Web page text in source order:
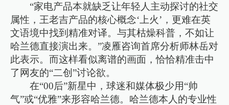
“家电产品本就缺乏让年轻人主动探讨的社交
属性，王老吉产品的核心概念‘上火’，更难在英
文语境中找到精准对译。与其枯燥科普，不如让
哈兰德直接演出来。”凌雁咨询首席分析师林岳对
此表示。而这样看似离谱的画面，恰恰精准击中
了网友的“二创”讨论欲。
在“00后”新星中，球迷和媒体极少用“帅
气”或“优雅”来形容哈兰德。哈兰德本人的专业性